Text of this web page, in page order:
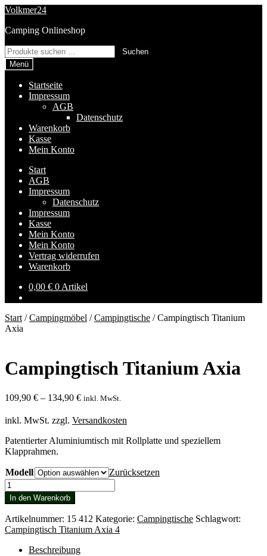
Zur
springen
Zum
springen
Volkmer24
Camping Onlineshop
Suchen
nach:
Suchen
Menü
Startseite
Impressum
AGB
Datenschutz
Warenkorb
Kasse
Mein Konto
Start
AGB
Impressum
Datenschutz
Impressum
Kasse
Mein Konto
Mein Konto
Vertrag widerrufen
Warenkorb
0,00 € 0 Artikel
Start /Campingmöbel /Campingtische /Campingtisch Titanium
Axia
Campingtisch Titanium Axia
109,90 € – 134,90 € inkl. MwSt.
inkl. MwSt. zzgl. Versandkosten
Patentierter Aluminiumtisch mit Rollplatte und speziellem
Klapprahmen.
Modell
Zurücksetzen
Campingtisch
Titanium
Axia
Menge
In den Warenkorb
Artikelnummer: 15 412 Kategorie: Campingtische Schlagwort:
Campingtisch Titanium Axia 4
Beschreibung